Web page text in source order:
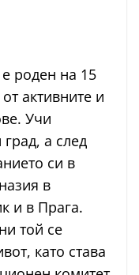
роден на 15
активните и
Учи
а след
си в
в
и в Прага.
той се
като става